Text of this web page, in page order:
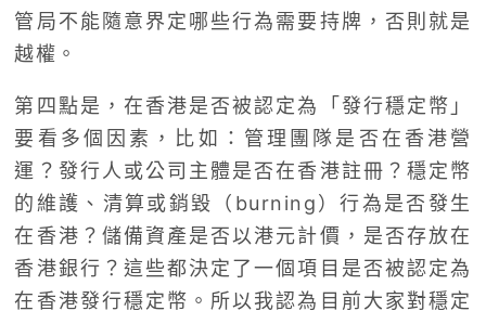
管局不能隨意界定哪些行為需要持牌，否則就是
越權。
第四點是，在香港是否被認定為「發行穩定幣」
要看多個因素，比如：管理團隊是否在香港營
運？發行人或公司主體是否在香港註冊？穩定幣
的維護、清算或銷毀（burning）行為是否發生
在香港？儲備資產是否以港元計價，是否存放在
香港銀行？這些都決定了一個項目是否被認定為
在香港發行穩定幣。所以我認為目前大家對穩定